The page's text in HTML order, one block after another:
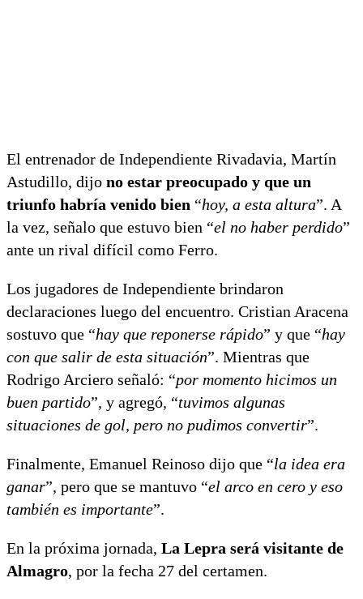
El entrenador de Independiente Rivadavia, Martín
Astudillo, dijo no estar preocupado y que un
triunfo habría venido bien “hoy, a esta altura”. A
la vez, señalo que estuvo bien “el no haber perdido”
ante un rival difícil como Ferro.
Los jugadores de Independiente brindaron
declaraciones luego del encuentro. Cristian Aracena
sostuvo que “hay que reponerse rápido” y que “hay
con que salir de esta situación”. Mientras que
Rodrigo Arciero señaló: “por momento hicimos un
buen partido”, y agregó, “tuvimos algunas
situaciones de gol, pero no pudimos convertir”.
Finalmente, Emanuel Reinoso dijo que “la idea era
ganar”, pero que se mantuvo “el arco en cero y eso
también es importante”.
En la próxima jornada, La Lepra será visitante de
Almagro, por la fecha 27 del certamen.